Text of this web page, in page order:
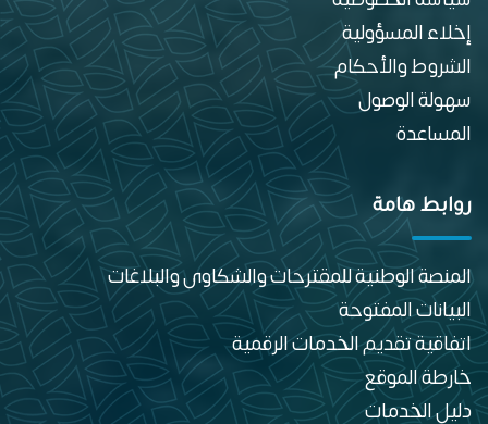
إخلاء المسؤولية
الشروط والأحكام
سهولة الوصول
المساعدة
روابط هامة
المنصة الوطنية للمقترحات والشكاوى والبلاغات
البيانات المفتوحة
اتفاقية تقديم الخدمات الرقمية
خارطة الموقع
دليل الخدمات